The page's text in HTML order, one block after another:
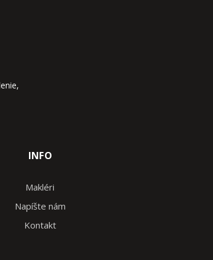
INFO
Makléri
Napíšte nám
Kontakt